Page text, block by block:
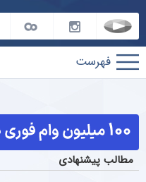
پارس
فوتبال
مطالب پیشنهادی